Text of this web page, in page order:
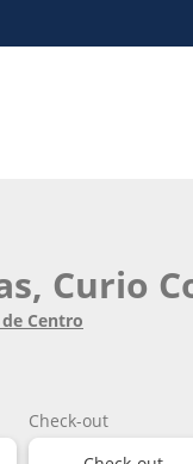
Curio
Centro
Check-out